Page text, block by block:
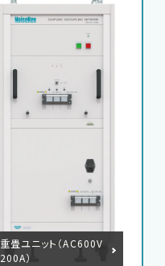
重畳ユニット（AC600V
200A）